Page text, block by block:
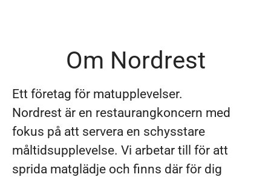
Om Nordrest
Ett företag för matupplevelser.
Nordrest är en restaurangkoncern med
fokus på att servera en schysstare
måltidsupplevelse. Vi arbetar till för att
sprida matglädje och finns där för dig